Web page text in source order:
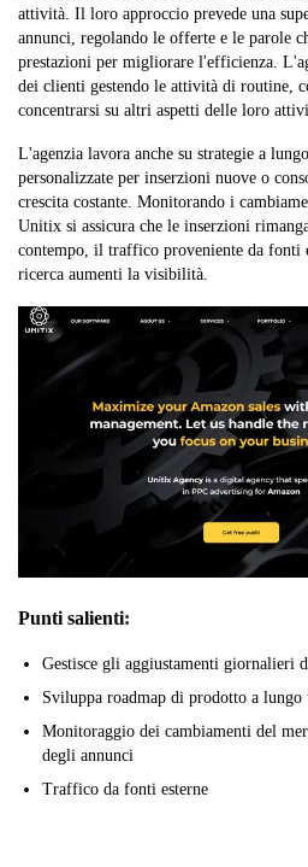
attività. Il loro approccio prevede una
annunci, regolando le offerte e le parole
prestazioni per migliorare l'efficienza.
dei clienti gestendo le attività di routine,
concentrarsi su altri aspetti delle loro
L'agenzia lavora anche su strategie a
personalizzate per inserzioni nuove o
crescita costante. Monitorando i
Unitix si assicura che le inserzioni
contempo, il traffico proveniente da fonti
ricerca aumenti la visibilità.
Punti salienti:
Gestisce gli aggiustamenti giornalieri
Sviluppa roadmap di prodotto a lungo
Monitoraggio dei cambiamenti del
degli annunci
Traffico da fonti esterne